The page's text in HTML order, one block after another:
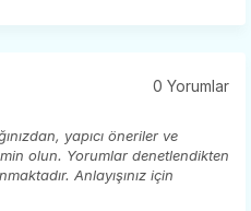
0 Yorumlar
yapıcı öneriler ve
olun. Yorumlar denetlendikten
Anlayışınız için